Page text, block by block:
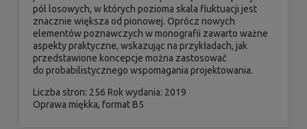
pól losowych, w których pozioma skala fluktuacji jest
znacznie większa od pionowej. Oprócz nowych
elementów poznawczych w monografii zawarto ważne
aspekty praktyczne, wskazując na przykładach, jak
przedstawione koncepcje można zastosować
do probabilistycznego wspomagania projektowania.
Liczba stron: 256 Rok wydania: 2019
Oprawa miękka, format B5